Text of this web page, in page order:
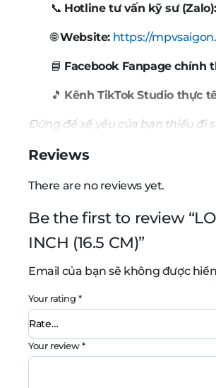
📞 Hotline tư vấn kỹ sư (Zalo):
🌐Website: https://
📘 Facebook Fanpage chính
🎵 Kênh TikTok Studio thực
Đừng để xế yêu của bạn thiếu đi
Reviews
There are no reviews yet.
Be the first to review
INCH (16.5 CM)”
Email của bạn sẽ không được
Your rating*
Your review*